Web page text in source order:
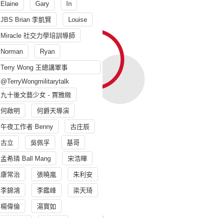
Elaine
Gary In
JBS Brian 李凱賢 Louise
Miracle 社交力學培訓導師
Norman Ryan
Terry Wong 王總講軍事
@TerryWongmilitarytalk
九十後文藝少女 - 賈雅緻
何啟明 何爵天導演
午夜工作者 Benny 古庄辰
古立 吳佩孚 基哥
孟希璘 Ball Mang 宋浩暉
康常治 張曉嵐 朱利安
李錦鴻 李鑑峰 梁天琦
楊偉倫 湯寳如